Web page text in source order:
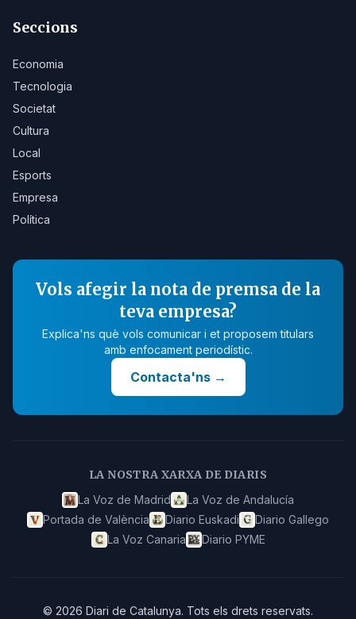
Seccions
Economia
Tecnologia
Societat
Cultura
Local
Esports
Empresa
Política
Vols afegir la nota de premsa de la
teva empresa?
Explica'ns què vols comunicar i et proposem titulars
amb enfocament periodístic.
Contacta'ns→
LA NOSTRA XARXA DE DIARIS
La Voz de Madrid
La Voz de Andalucía
Portada de València
Diario Euskadi
Diario Gallego
La Voz Canaria
Diario PYME
© 2026 Diari de Catalunya. Tots els drets reservats.